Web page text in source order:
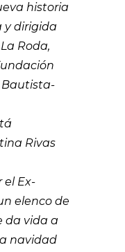
historia
y dirigida
Roda,
Bautista-
Rivas
Ex-
elenco de
da vida a
navidad